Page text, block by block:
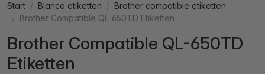
Start Blanco etiketten
Brother compatible etiketten
Brother Compatible QL-650TD Etiketten
Brother Compatible QL-650TD
Etiketten